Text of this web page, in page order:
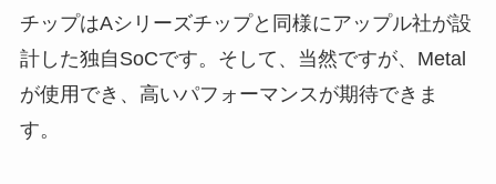
チップはAシリーズチップと同様にアップル社が設
計した独自SoCです。そして、当然ですが、Metal
が使用でき、高いパフォーマンスが期待できま
す。